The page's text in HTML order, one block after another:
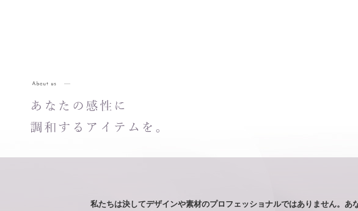
私たちは決してデザインや素材のプロフェッショナルではありません。